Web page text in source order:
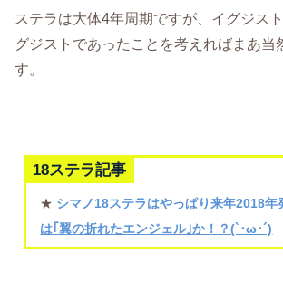
ステラは大体4年周期ですが、イグジス
グジストであったことを考えればまあ当
す。
18ステラ記事
★ シマノ18ステラはやっぱり来年2018年
は｢翼の折れたエンジェル｣か！？(`･ω･´)